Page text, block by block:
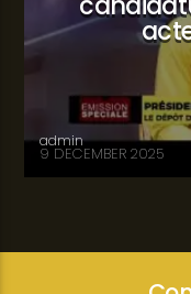
admin
9 DECEMBER 2025